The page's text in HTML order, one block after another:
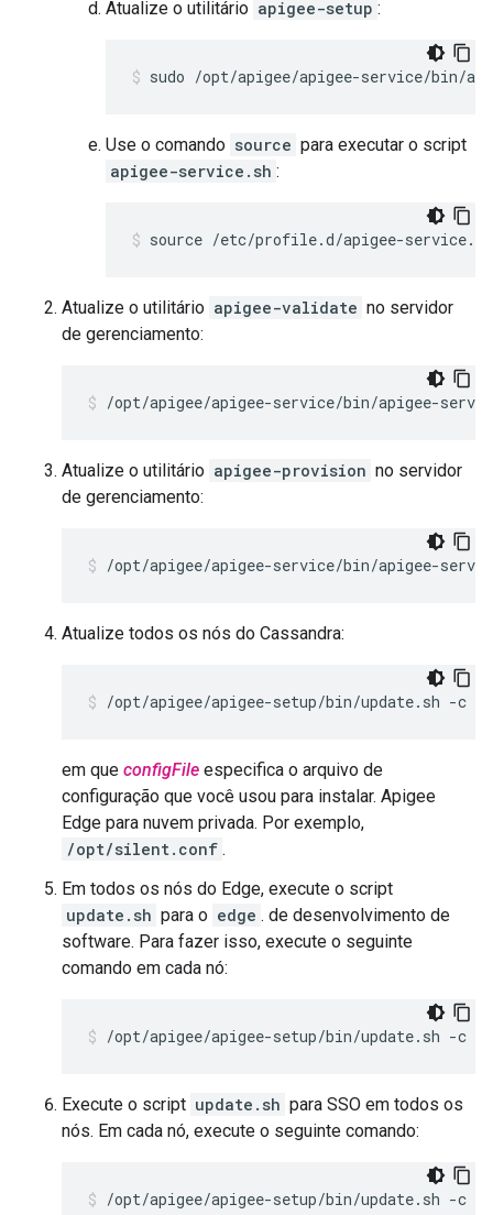
Atualize o utilitário apigee-setup :
sudo /opt/apigee/apigee-service/bin/
Use o comando source para executar o script
apigee-service.sh :
source /etc/profile.d/apigee-service.sh
Atualize o utilitário apigee-validate no servidor
de gerenciamento:
/opt/apigee/apigee-service/bin/apigee-
Atualize o utilitário apigee-provision no servidor
de gerenciamento:
/opt/apigee/apigee-service/bin/apigee-
Atualize todos os nós do Cassandra:
/opt/apigee/apigee-setup/bin/update.sh -c
em que configFile especifica o arquivo de
configuração que você usou para instalar. Apigee
Edge para nuvem privada. Por exemplo,
/opt/silent.conf .
Em todos os nós do Edge, execute o script
update.sh para o edge . de desenvolvimento de
software. Para fazer isso, execute o seguinte
comando em cada nó:
/opt/apigee/apigee-setup/bin/update.sh -c
Execute o script update.sh para SSO em todos os
nós. Em cada nó, execute o seguinte comando:
/opt/apigee/apigee-setup/bin/update.sh -c